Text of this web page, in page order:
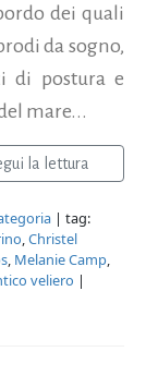
dei quali
da sogno,
di postura e
mare...
la lettura
| tag:
,Christel
, Melanie Camp,
veliero |